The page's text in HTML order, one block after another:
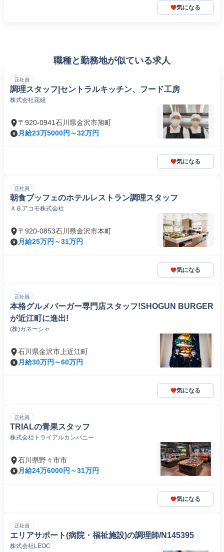
気になる
職種と勤務地が似ている求人
正社員
調理スタッフ|セントラルキッチン、フード工房
株式会社花組
〒920-0941石川県金沢市旭町
月給23万5000円～32万円
気になる
正社員
朝食ブッフェのホテルレストラン調理スタッフ
ＡＢアコモ株式会社
〒920-0853石川県金沢市本町
月給25万円～31万円
気になる
正社員
本格グルメバーガー専門店スタッフ!SHOGUN BURGER
が近江町に進出!
(株)ガネーシャ
石川県金沢市上近江町
月給30万円～60万円
気になる
正社員
TRIALの青果スタッフ
株式会社トライアルカンパニー
石川県野々市市
月給24万6000円～31万円
気になる
正社員
エリアサポート(病院・福祉施設)の調理師/N145395
株式会社LEOC